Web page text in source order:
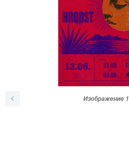
Изображение 1